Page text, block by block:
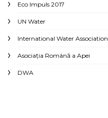
Eco Impuls 2017
UN Water
International Water Association
Asociaţia Română a Apei
DWA